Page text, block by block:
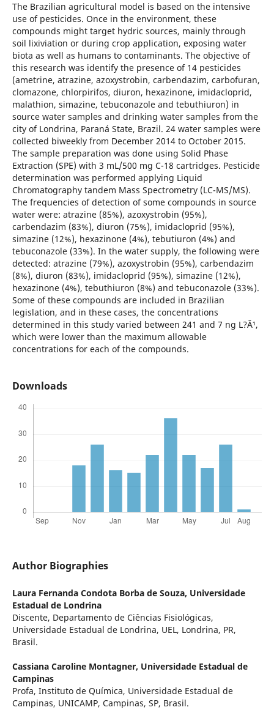
The Brazilian agricultural model is based on the intensive
use of pesticides. Once in the environment, these
compounds might target hydric sources, mainly through
soil lixiviation or during crop application, exposing water
biota as well as humans to contaminants. The objective of
this research was identify the presence of 14 pesticides
(ametrine, atrazine, azoxystrobin, carbendazim, carbofuran,
clomazone, chlorpirifos, diuron, hexazinone, imidacloprid,
malathion, simazine, tebuconazole and tebuthiuron) in
source water samples and drinking water samples from the
city of Londrina, Paraná State, Brazil. 24 water samples were
collected biweekly from December 2014 to October 2015.
The sample preparation was done using Solid Phase
Extraction (SPE) with 3 mL/500 mg C-18 cartridges. Pesticide
determination was performed applying Liquid
Chromatography tandem Mass Spectrometry (LC-MS/MS).
The frequencies of detection of some compounds in source
water were: atrazine (85%), azoxystrobin (95%),
carbendazim (83%), diuron (75%), imidacloprid (95%),
simazine (12%), hexazinone (4%), tebutiuron (4%) and
tebuconazole (33%). In the water supply, the following were
detected: atrazine (79%), azoxystrobin (95%), carbendazim
(8%), diuron (83%), imidacloprid (95%), simazine (12%),
hexazinone (4%), tebuthiuron (8%) and tebuconazole (33%).
Some of these compounds are included in Brazilian
legislation, and in these cases, the concentrations
determined in this study varied between 241 and 7 ng L?Â¹,
which were lower than the maximum allowable
concentrations for each of the compounds.
Downloads
Author Biographies
Laura Fernanda Condota Borba de Souza, Universidade
Estadual de Londrina
Discente, Departamento de Ciências Fisiológicas,
Universidade Estadual de Londrina, UEL, Londrina, PR,
Brasil.
Cassiana Caroline Montagner, Universidade Estadual de
Campinas
Profa, Instituto de Química, Universidade Estadual de
Campinas, UNICAMP, Campinas, SP, Brasil.